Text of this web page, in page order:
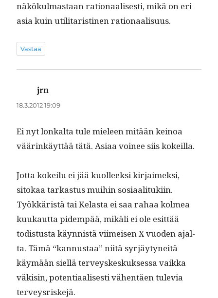
näkökul­mas­taan ratio­naalis­es­ti, mikä on eri
asia kuin util­i­taristi­nen rationaalisuus.
Vastaa
jrn
18.3.2012 19:09
Ei nyt lonkalta tule mieleen mitään keinoa
väärinkäyt­tää tätä. Asi­aa voinee siis kokeilla.
Jot­ta kokeilu ei jää kuolleek­si kir­jaimek­si,
sitokaa tarkas­tus mui­hin sosi­aal­i­tuki­in.
Työkkäristä tai Kelas­ta ei saa rahaa kolmea
kuukaut­ta pidem­pää, mikäli ei ole esit­tää
todis­tus­ta käyn­nistä viimeisen X vuo­den ajal­
ta. Tämä “kan­nus­taa” niitä syr­jäy­tyneitä
käymään siel­lä ter­veyskeskuk­ses­sa vaik­ka
väk­isin, poten­ti­aalis­es­ti vähen­täen tule­via
terveysriskejä.